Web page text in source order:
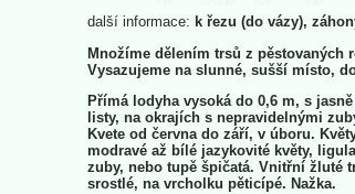
další informace: k řezu (do vázy),
Množíme dělením trsů z pěstovaných
Vysazujeme na slunné, sušší místo,
Přímá lodyha vysoká do 0,6 m, s
listy, na okrajích s nepravidelnými
Kvete od června do září, v úboru.
modravé až bílé jazykovité květy,
zuby, nebo tupě špičatá. Vnitřní žluté
srostlé, na vrcholku pěticípé. Nažka.